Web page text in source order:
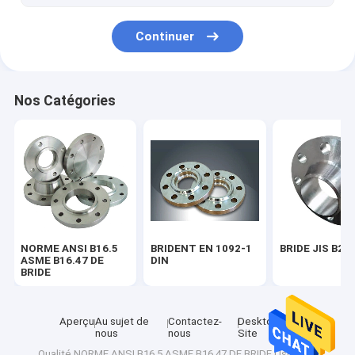
Continuer
Nos Catégories
NORME ANSI B16.5
ASME B16.47 DE
BRIDE
BRIDENT EN 1092-1
DIN
BRIDE JIS
AperçuAu sujet de
nous
Contactez-
nous
Desktop
Site